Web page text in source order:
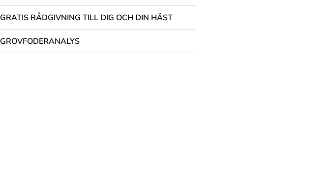
GRATIS RÅDGIVNING TILL DIG OCH DIN HÄST
GROVFODERANALYS